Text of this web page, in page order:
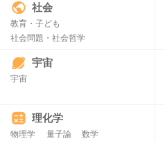
社会
教育・子ども
社会問題・社会哲学
宇宙
宇宙
理化学
物理学 量子論 数学